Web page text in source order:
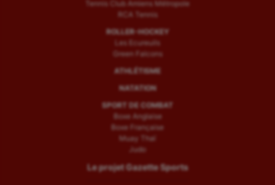
Tennis Club Amiens Métropole
RCA Tennis
ROLLER-HOCKEY
Les Ecureuils
Green Falcons
ATHLÉTISME
NATATION
SPORT DE COMBAT
Boxe Anglaise
Boxe Française
Muay Thaï
Judo
Le projet Gazette Sports